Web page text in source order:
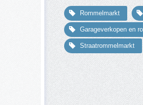
Rommelmarkt
Garageverkopen en
Straatrommelmarkt